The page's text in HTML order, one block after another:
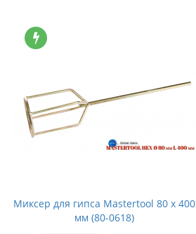
Миксер для гипса Mastertool 80 x 400
мм (80-0618)